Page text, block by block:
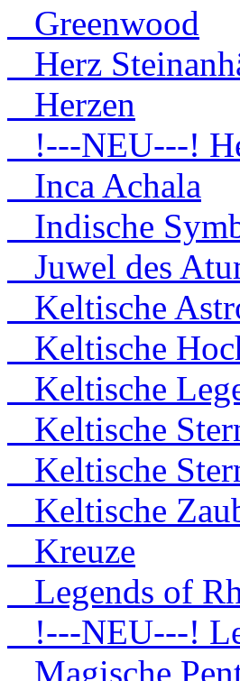
Greenwood
Herz
Herzen
!---NEU---!
Inca Achala
Indische
Juwel des
Keltische
Keltische
Keltische
Keltische
Keltische
Keltische
Kreuze
Legends of
!---NEU---!
Magische